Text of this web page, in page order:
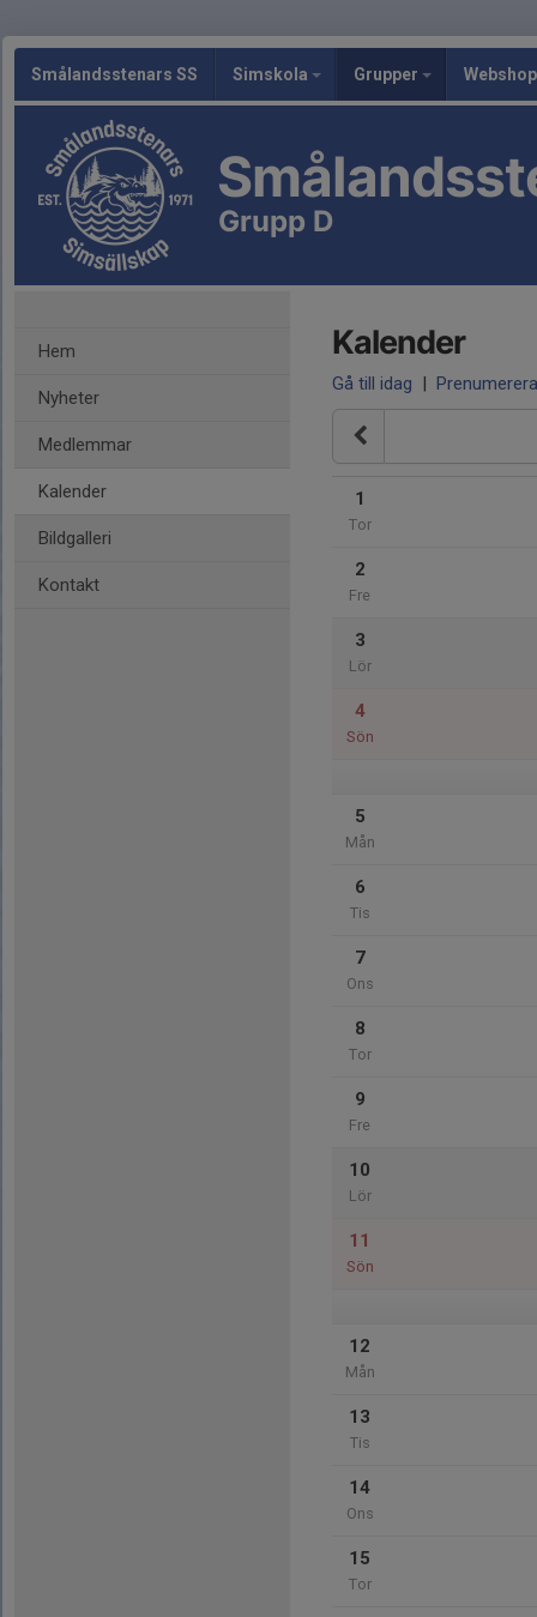
Smålandsstenars SS Simskola Grupper Webshop
Grupp D
Hem
Nyheter
Medlemmar
Kalender
Bildgalleri
Kontakt
Kalender
Gå till idag | Prenumerera
1
Tor
2
Fre
3
Lör
4
Sön
5
Mån
6
Tis
7
Ons
8
Tor
9
Fre
10
Lör
11
Sön
12
Mån
13
Tis
14
Ons
15
Tor